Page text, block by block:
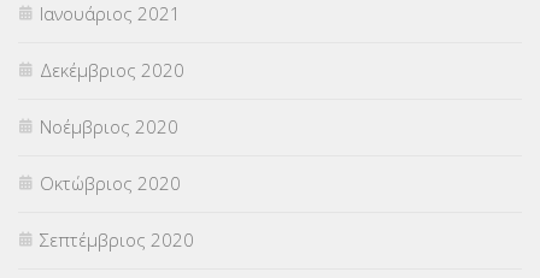
Ιανουάριος 2021
Δεκέμβριος 2020
Νοέμβριος 2020
Οκτώβριος 2020
Σεπτέμβριος 2020